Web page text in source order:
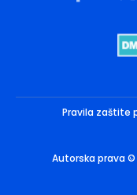
Pravila zaštite
Autorska prava ©